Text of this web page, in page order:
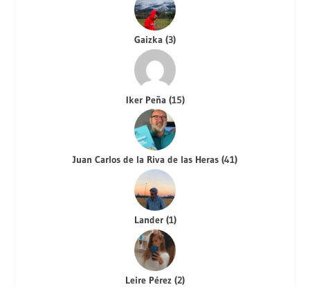
Gaizka (3)
Iker Peña (15)
Juan Carlos de la Riva de las Heras (41)
Lander (1)
Leire Pérez (2)